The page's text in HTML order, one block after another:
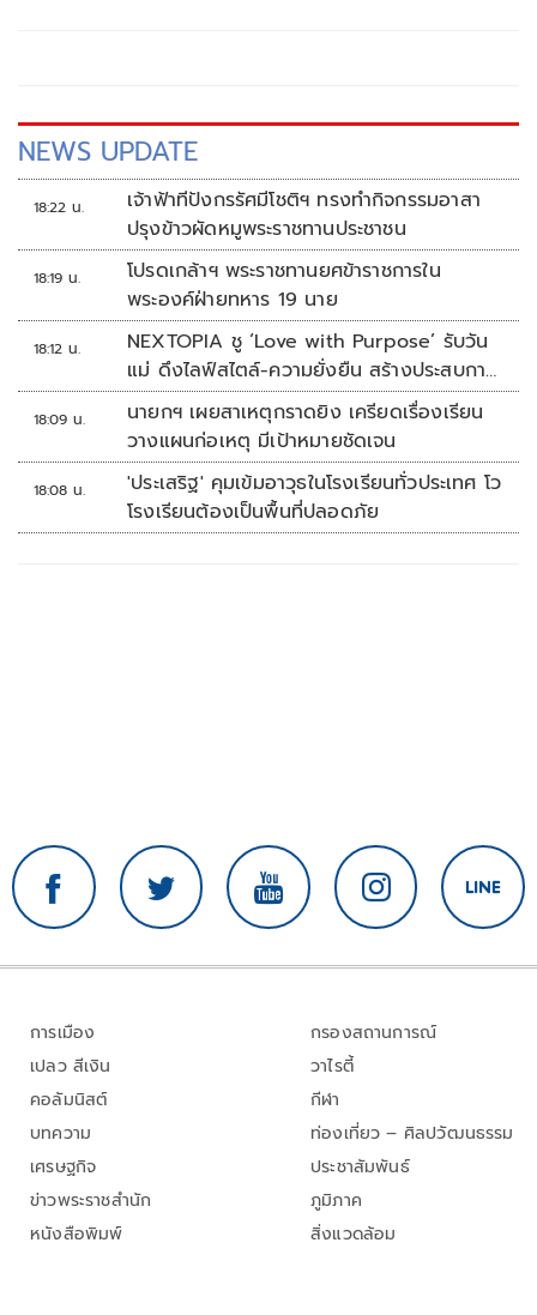
NEWS UPDATE
18:22 น.
เจ้าฟ้าทีปังกรรัศมีโชติฯ ทรงทำกิจกรรมอาสา
ปรุงข้าวผัดหมูพระราชทานประชาชน
18:19 น.
โปรดเกล้าฯ พระราชทานยศข้าราชการใน
พระองค์ฝ่ายทหาร 19 นาย
18:12 น.
NEXTOPIA ชู ‘Love with Purpose’ รับวัน
แม่ ดึงไลฟ์สไตล์-ความยั่งยืน สร้างประสบกา
รณ์ช้อปปิงมีความหมาย
18:09 น.
นายกฯ เผยสาเหตุกราดยิง เครียดเรื่องเรียน
วางแผนก่อเหตุ มีเป้าหมายชัดเจน
18:08 น.
'ประเสริฐ' คุมเข้มอาวุธในโรงเรียนทั่วประเทศ โว
โรงเรียนต้องเป็นพื้นที่ปลอดภัย
การเมือง
เปลว สีเงิน
คอลัมนิสต์
บทความ
เศรษฐกิจ
ข่าวพระราชสำนัก
หนังสือพิมพ์
กรองสถานการณ์
วาไรตี้
กีฬา
ท่องเที่ยว – ศิลปวัฒนธรรม
ประชาสัมพันธ์
ภูมิภาค
สิ่งแวดล้อม